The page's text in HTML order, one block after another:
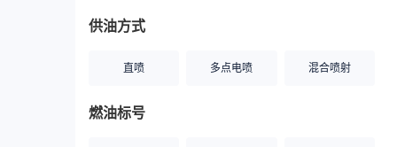
供油方式
直喷 多点电喷 混合喷射
燃油标号